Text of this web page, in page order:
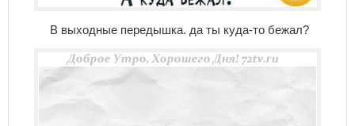
В выходные передышка. да ты куда-то бежал?